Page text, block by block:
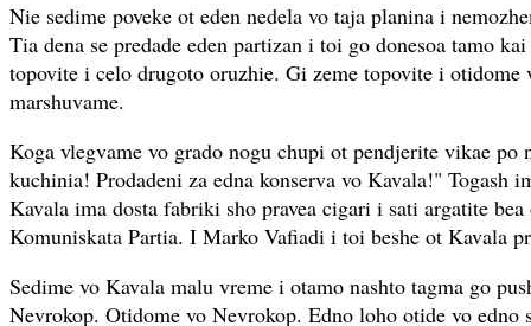
Nie sedime poveke ot eden nedela vo taja planina i
Tia dena se predade eden partizan i toi go donesoa tamo
topovite i celo drugoto oruzhie. Gi zeme topovite i otidome
marshuvame.
Koga vlegvame vo grado nogu chupi ot pendjerite vikae po
kuchinia! Prodadeni za edna konserva vo Kavala!" Togash
Kavala ima dosta fabriki sho pravea cigari i sati argatite
Komuniskata Partia. I Marko Vafiadi i toi beshe ot Kavala
Sedime vo Kavala malu vreme i otamo nashto tagma go
Nevrokop. Otidome vo Nevrokop. Edno loho otide vo edno